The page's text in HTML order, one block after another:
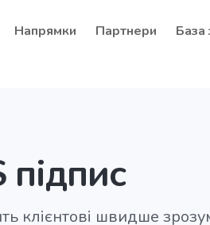
Напрямки Партнери База
підпис
клієнтові швидше